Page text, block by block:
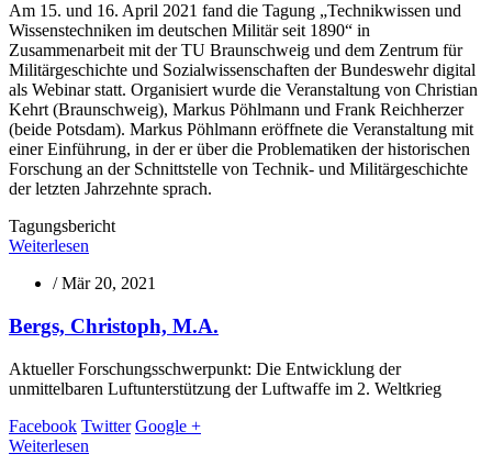
Am 15. und 16. April 2021 fand die Tagung „Technikwissen und
Wissenstechniken im deutschen Militär seit 1890“ in
Zusammenarbeit mit der TU Braunschweig und dem Zentrum für
Militärgeschichte und Sozialwissenschaften der Bundeswehr digital
als Webinar statt. Organisiert wurde die Veranstaltung von Christian
Kehrt (Braunschweig), Markus Pöhlmann und Frank Reichherzer
(beide Potsdam). Markus Pöhlmann eröffnete die Veranstaltung mit
einer Einführung, in der er über die Problematiken der historischen
Forschung an der Schnittstelle von Technik- und Militärgeschichte
der letzten Jahrzehnte sprach.
Tagungsbericht
Weiterlesen
/ Mär 20, 2021
Bergs, Christoph, M.A.
Aktueller Forschungsschwerpunkt: Die Entwicklung der
unmittelbaren Luftunterstützung der Luftwaffe im 2. Weltkrieg
Facebook Twitter Google +
Weiterlesen